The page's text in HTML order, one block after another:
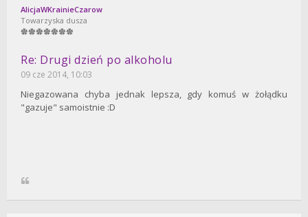
AlicjaWKrainieCzarow
Towarzyska dusza
Re: Drugi dzień po alkoholu
09 cze 2014, 10:03
Niegazowana chyba jednak lepsza, gdy komuś w żołądku
"gazuje" samoistnie :D